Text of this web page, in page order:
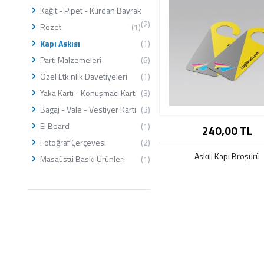
Kağıt - Pipet - Kürdan Bayrak
(2)
Rozet
(1)
Kapı Askısı
(1)
Parti Malzemeleri
(6)
Özel Etkinlik Davetiyeleri
(1)
Yaka Kartı - Konuşmacı Kartı (3)
Bagaj - Vale - Vestiyer Kartı (3)
El Board
(1)
Fotoğraf Çerçevesi
(2)
Masaüstü Baskı Ürünleri
(1)
Bu ürünün farklı
mevcut
240,00 TL
Askılı Kapı Broşürü